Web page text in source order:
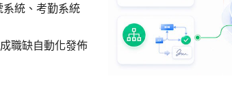
統、考勤系統
職缺自動化發佈